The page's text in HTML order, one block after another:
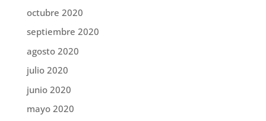
octubre 2020
septiembre 2020
agosto 2020
julio 2020
junio 2020
mayo 2020